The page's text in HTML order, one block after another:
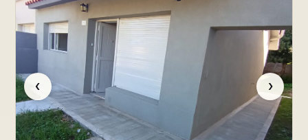
‹ ›